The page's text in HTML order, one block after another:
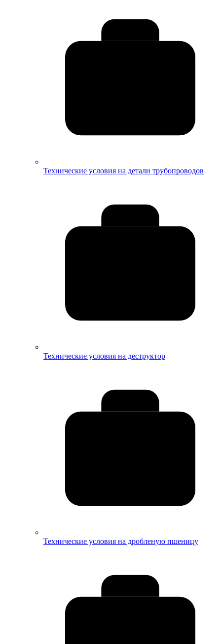
Технические условия на детали трубопроводов
Технические условия на деструктор
Технические условия на дробленую пшеницу